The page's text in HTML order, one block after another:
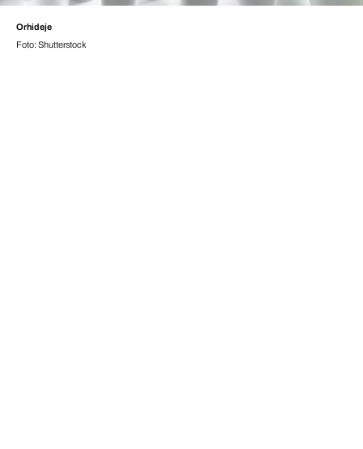
Orhideje
Foto: Shutterstock